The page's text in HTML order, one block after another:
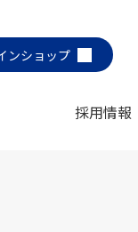
ンショップ
採用情報